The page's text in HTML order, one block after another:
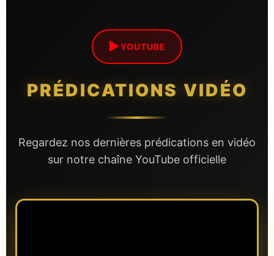
▶YOUTUBE
PRÉDICATIONS VIDÉO
Regardez nos dernières prédications en vidéo
sur notre chaîne YouTube officielle